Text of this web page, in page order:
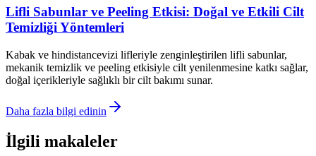
Lifli Sabunlar ve Peeling Etkisi: Doğal ve Etkili Cilt
Temizliği Yöntemleri
Kabak ve hindistancevizi lifleriyle zenginleştirilen lifli sabunlar,
mekanik temizlik ve peeling etkisiyle cilt yenilenmesine katkı sağlar,
doğal içerikleriyle sağlıklı bir cilt bakımı sunar.
Daha fazla bilgi edinin
İlgili makaleler